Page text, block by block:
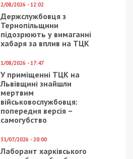
2/08/2026 - 12:02
Держслужбовця з
Тернопільщини
підозрюють у вимаганні
хабаря за вплив на ТЦК
1/08/2026 - 17:47
У приміщенні ТЦК на
Львівщині знайшли
мертвим
військовослужбовця:
попередня версія –
самогубство
31/07/2026 - 20:00
Лаборант харківського